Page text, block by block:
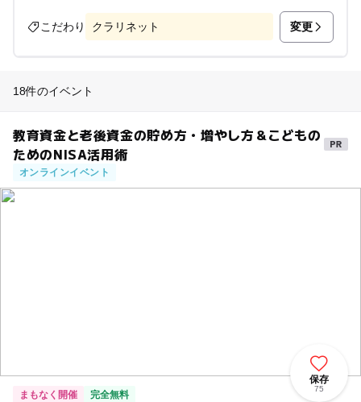
こだわり クラリネット 変更
18件のイベント
教育資金と老後資金の貯め方・増やし方＆こどもの
ためのNISA活用術
オンラインイベント
保存
75
まもなく開催
完全無料